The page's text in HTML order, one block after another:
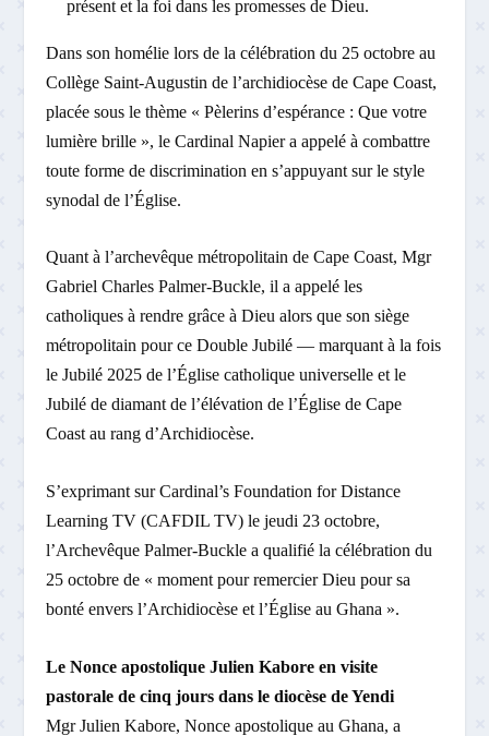
présent et la foi dans les promesses de Dieu.
Dans son homélie lors de la célébration du 25 octobre au
Collège Saint-Augustin de l’archidiocèse de Cape Coast,
placée sous le thème « Pèlerins d’espérance : Que votre
lumière brille », le Cardinal Napier a appelé à combattre
toute forme de discrimination en s’appuyant sur le style
synodal de l’Église.
Quant à l’archevêque métropolitain de Cape Coast, Mgr
Gabriel Charles Palmer-Buckle, il a appelé les
catholiques à rendre grâce à Dieu alors que son siège
métropolitain pour ce Double Jubilé — marquant à la fois
le Jubilé 2025 de l’Église catholique universelle et le
Jubilé de diamant de l’élévation de l’Église de Cape
Coast au rang d’Archidiocèse.
S’exprimant sur Cardinal’s Foundation for Distance
Learning TV (CAFDIL TV) le jeudi 23 octobre,
l’Archevêque Palmer-Buckle a qualifié la célébration du
25 octobre de « moment pour remercier Dieu pour sa
bonté envers l’Archidiocèse et l’Église au Ghana ».
Le Nonce apostolique Julien Kabore en visite
pastorale de cinq jours dans le diocèse de Yendi
Mgr Julien Kabore, Nonce apostolique au Ghana, a